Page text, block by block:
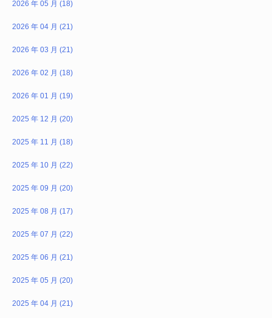
2026 年 05 月 (18)
2026 年 04 月 (21)
2026 年 03 月 (21)
2026 年 02 月 (18)
2026 年 01 月 (19)
2025 年 12 月 (20)
2025 年 11 月 (18)
2025 年 10 月 (22)
2025 年 09 月 (20)
2025 年 08 月 (17)
2025 年 07 月 (22)
2025 年 06 月 (21)
2025 年 05 月 (20)
2025 年 04 月 (21)